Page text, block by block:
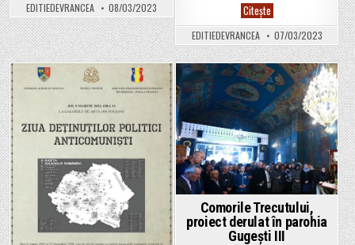
EDITIEDEVRANCEA 08/03/2023 CiteșteConferința
de
închidere
a
proiectului:
,,OFI
–
Ocupă-
te!
Formează-
te!
Informează-
te!’’
cod
SMIS
135357,
beneficiar
Fundația
„Zi
Deschisă”
EDITIEDEVRANCEA 07/03/2023
Posted
in
Posted
in
Comorile Trecutului,
proiect derulat în parohia
Gugești III